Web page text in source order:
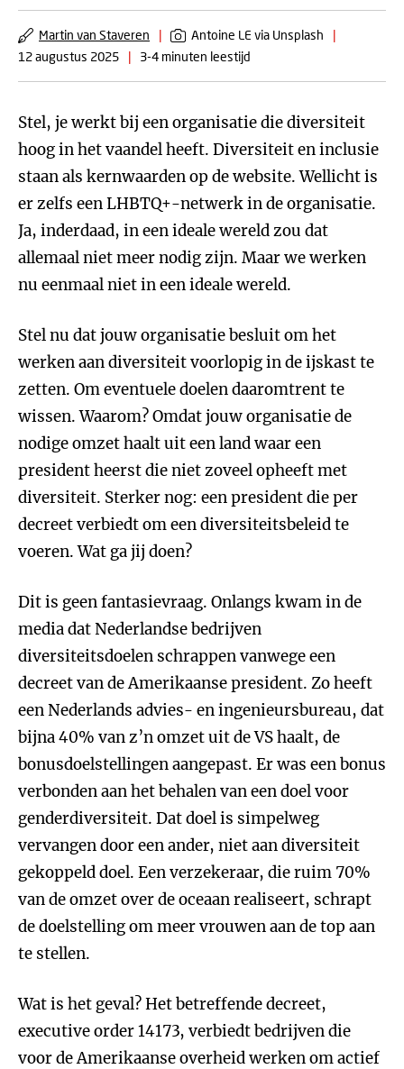
Martin van Staveren | Antoine LE via Unsplash
|
12 augustus 2025
| 3-4 minuten leestijd
Stel, je werkt bij een organisatie die diversiteit
hoog in het vaandel heeft. Diversiteit en inclusie
staan als kernwaarden op de website. Wellicht is
er zelfs een LHBTQ+-netwerk in de organisatie.
Ja, inderdaad, in een ideale wereld zou dat
allemaal niet meer nodig zijn. Maar we werken
nu eenmaal niet in een ideale wereld.
Stel nu dat jouw organisatie besluit om het
werken aan diversiteit voorlopig in de ijskast te
zetten. Om eventuele doelen daaromtrent te
wissen. Waarom? Omdat jouw organisatie de
nodige omzet haalt uit een land waar een
president heerst die niet zoveel opheeft met
diversiteit. Sterker nog: een president die per
decreet verbiedt om een diversiteitsbeleid te
voeren. Wat ga jij doen?
Dit is geen fantasievraag. Onlangs kwam in de
media dat Nederlandse bedrijven
diversiteitsdoelen schrappen vanwege een
decreet van de Amerikaanse president. Zo heeft
een Nederlands advies- en ingenieursbureau, dat
bijna 40% van z’n omzet uit de VS haalt, de
bonusdoelstellingen aangepast. Er was een bonus
verbonden aan het behalen van een doel voor
genderdiversiteit. Dat doel is simpelweg
vervangen door een ander, niet aan diversiteit
gekoppeld doel. Een verzekeraar, die ruim 70%
van de omzet over de oceaan realiseert, schrapt
de doelstelling om meer vrouwen aan de top aan
te stellen.
Wat is het geval? Het betreffende decreet,
executive order 14173, verbiedt bedrijven die
voor de Amerikaanse overheid werken om actief